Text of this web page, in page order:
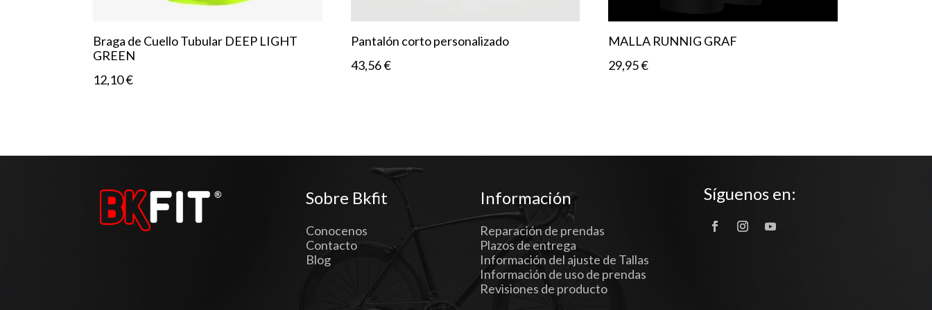
Braga de Cuello Tubular DEEP LIGHT
GREEN
12,10€
Pantalón corto personalizado
43,56€
MALLA RUNNIG GRAF
29,95€
Sobre Bkfit
Conocenos
Contacto
Blog
Información
Reparación de prendas
Plazos de entrega
Información del ajuste de Tallas
Información de uso de prendas
Revisiones de producto
Síguenos en: